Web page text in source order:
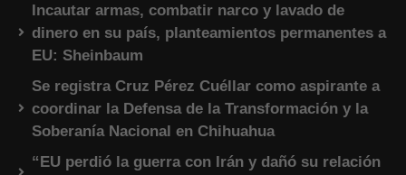
Incautar armas, combatir narco y lavado de
dinero en su país, planteamientos permanentes a
EU: Sheinbaum
Se registra Cruz Pérez Cuéllar como aspirante a
coordinar la Defensa de la Transformación y la
Soberanía Nacional en Chihuahua
“EU perdió la guerra con Irán y dañó su relación